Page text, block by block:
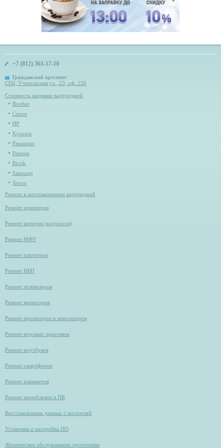
+7 (812) 363-17-10
Гражданский проспект
СПб, Учительская ул., 23, оф. 220
Стоимость заправки картриджей
Brother
Canon
HP
Kyocera
Panasonic
Pantum
Ricoh
Samsung
Xerox
Ремонт и восстановление картриджей
Ремонт принтеров
Ремонт копиров (ксероксов)
Ремонт МФУ
Ремонт плоттеров
Ремонт ИБП
Ремонт телевизоров
Ремонт мониторов
Ремонт проекторов и кинотеатров
Ремонт игровых приставок
Ремонт ноутбуков
Ремонт смартфонов
Ремонт планшетов
Ремонт моноблоков и ПК
Восстановление данных с носителей
Установка и настройка ПО
Абонентское обслуживание оргтехники